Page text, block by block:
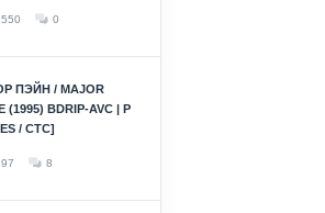
0
ПЭЙН / MAJOR
(1995) BDRIP-AVC | P
/ СТС]
8